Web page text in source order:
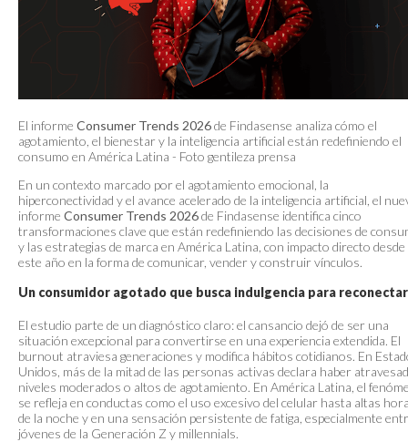
El informe Consumer Trends 2026de Findasense analiza cómo el
agotamiento, el bienestar y la inteligencia artificial están redefiniendo el
consumo en América Latina - Foto gentileza prensa
En un contexto marcado por el agotamiento emocional, la
hiperconectividad y el avance acelerado de la inteligencia artificial, el
informe Consumer Trends 2026de Findasense identifica cinco
transformaciones clave que están redefiniendo las decisiones de
y las estrategias de marca en América Latina, con impacto directo desde
este año en la forma de comunicar, vender y construir vínculos.
Un consumidor agotado que busca indulgencia para reconectar
El estudio parte de un diagnóstico claro: el cansancio dejó de ser una
situación excepcional para convertirse en una experiencia extendida. El
burnout atraviesa generaciones y modifica hábitos cotidianos. En
Unidos, más de la mitad de las personas activas declara haber
niveles moderados o altos de agotamiento. En América Latina, el
se refleja en conductas como el uso excesivo del celular hasta altas
de la noche y en una sensación persistente de fatiga, especialmente
jóvenes de la Generación Z y millennials.